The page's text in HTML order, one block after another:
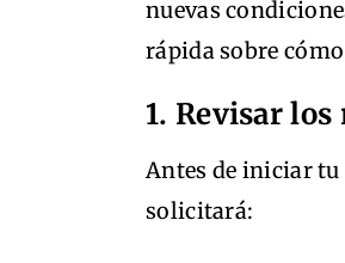
nuevas
rápida sobre
1. Revisar
Antes de iniciar tu
solicitará: